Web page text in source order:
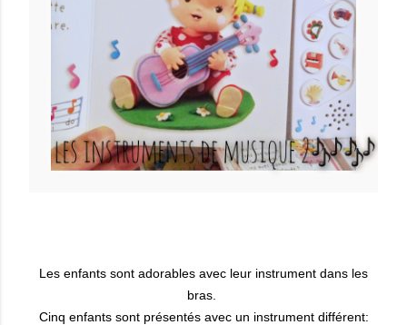
Les enfants sont adorables avec leur instrument dans les
bras.
Cinq enfants sont présentés avec un instrument différent: